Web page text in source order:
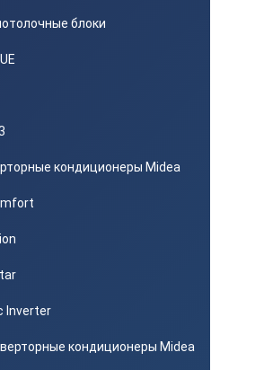
блоки
кондиционеры Midea
Inverter
кондиционеры Midea